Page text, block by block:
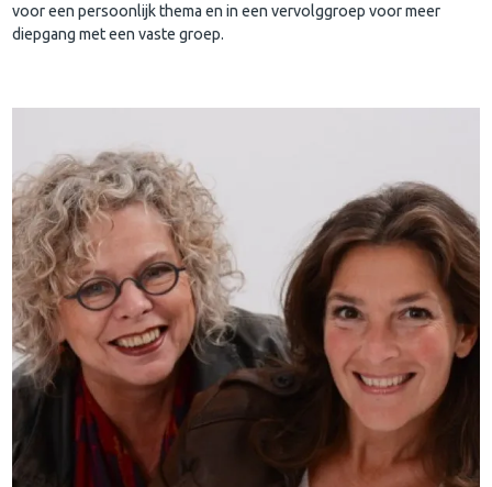
voor een persoonlijk thema en in een vervolggroep voor meer
diepgang met een vaste groep.